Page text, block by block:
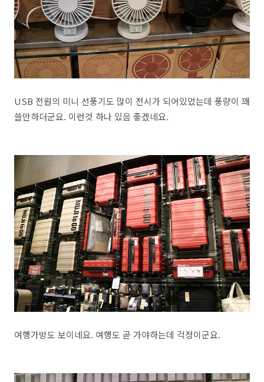
USB 전원의 미니 선풍기도 많이 전시가 되어있었는데 풍량이 꽤
쓸만하더군요. 이런것 하나 있음 좋겠네요.
여행가방도 보이네요. 여행도 곧 가야하는데 걱정이군요.